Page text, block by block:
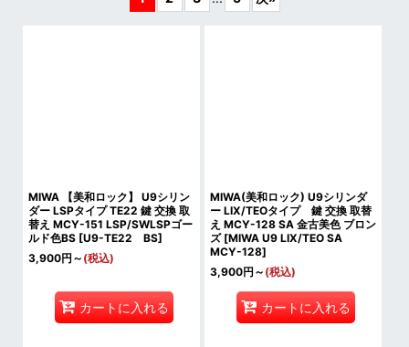
MIWA 【美和ロック】 U9シリン
ダー LSPタイプ TE22 鍵 交換 取
替え MCY-151 LSP/SWLSPゴー
ルド色BS [U9-TE22 BS]
3,900円 ～ (税込)
カートに入れる
MIWA(美和ロック) U9シリンダ
ー LIX/TEOタイプ 鍵 交換 取替
え MCY-128 SA 金古美色 ブロン
ズ [MIWA U9 LIX/TEO SA
MCY-128]
3,900円 ～ (税込)
カートに入れる